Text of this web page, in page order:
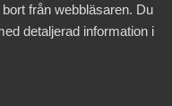
från webbläsaren. Du
detaljerad information i